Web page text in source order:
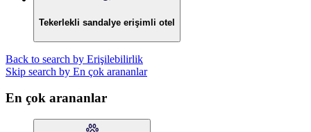
Tekerlekli sandalye erişimli otel
Back to search by Erişilebilirlik
Skip search by En çok arananlar
En çok arananlar